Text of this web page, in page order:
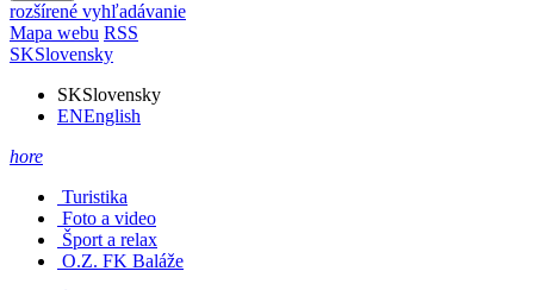
rozšírené vyhľadávanie
Mapa webu RSS
SKSlovensky
SKSlovensky
ENEnglish
hore
Turistika
Foto a video
Šport a relax
O.Z. FK Baláže